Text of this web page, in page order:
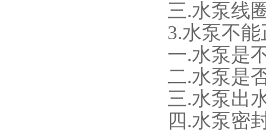
三.水泵线
3.水泵不
一.水泵是
二.水泵是
三.水泵出
四.水泵密